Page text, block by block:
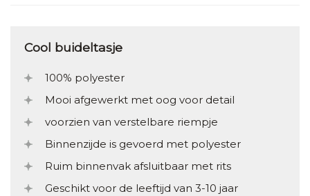
Cool buideltasje
100% polyester
Mooi afgewerkt met oog voor detail
voorzien van verstelbare riempje
Binnenzijde is gevoerd met polyester
Ruim binnenvak afsluitbaar met rits
Geschikt voor de leeftijd van 3-10 jaar